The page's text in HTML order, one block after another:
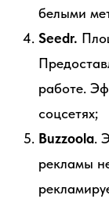
белыми
Seedr.
работе.
соцсетях;
Buzzoola.
рекламы